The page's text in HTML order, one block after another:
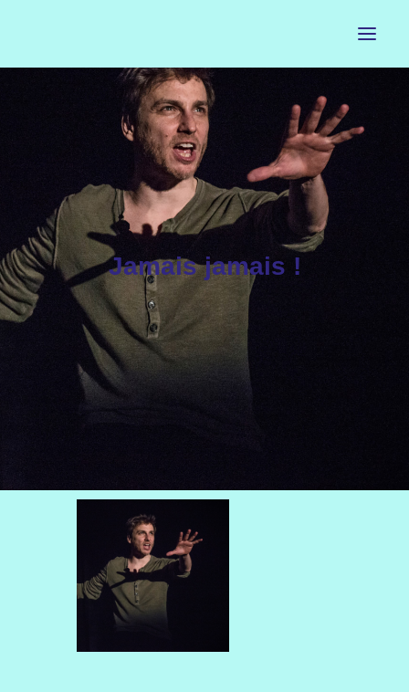
LE PETIT BUREAU
CONTACTS
CALENDRIER
ARTISTES
NEWSLETTER
INSTAGRAM
FACEBOOK
Jamais jamais !